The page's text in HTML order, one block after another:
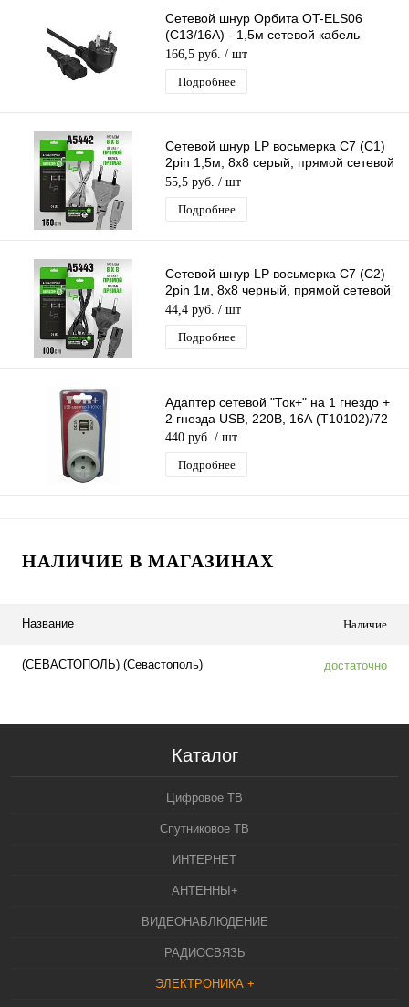
Сетевой шнур Орбита OT-ELS06
(С13/16А) - 1,5м сетевой кабель
черный
166,5 руб. / шт
Подробнее
Сетевой шнур LP восьмерка C7 (C1)
2pin 1,5м, 8x8 серый, прямой сетевой
кабель
55,5 руб. / шт
Подробнее
Сетевой шнур LP восьмерка C7 (C2)
2pin 1м, 8x8 черный, прямой сетевой
кабель
44,4 руб. / шт
Подробнее
Адаптер сетевой "Ток+" на 1 гнездо +
2 гнезда USB, 220В, 16А (Т10102)/72
440 руб. / шт
Подробнее
НАЛИЧИЕ В МАГАЗИНАХ
Название Наличие
(СЕВАСТОПОЛЬ) (Севастополь) достаточно
Каталог
Цифровое ТВ
Спутниковое ТВ
ИНТЕРНЕТ
АНТЕННЫ+
ВИДЕОНАБЛЮДЕНИЕ
РАДИОСВЯЗЬ
ЭЛЕКТРОНИКА +